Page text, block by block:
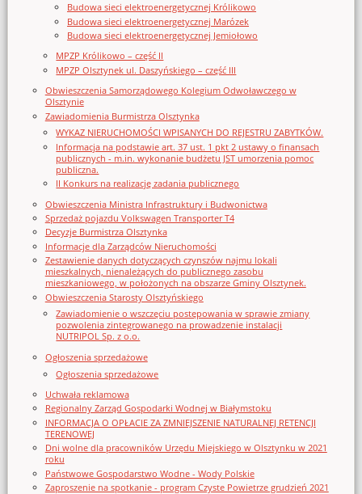
Budowa sieci elektroenergetycznej Królikowo
Budowa sieci elektroenergetycznej Marózek
Budowa sieci elektroenergetycznej Jemiołowo
MPZP Królikowo – część II
MPZP Olsztynek ul. Daszyńskiego – część III
Obwieszczenia Samorządowego Kolegium Odwoławczego w
Olsztynie
Zawiadomienia Burmistrza Olsztynka
WYKAZ NIERUCHOMOŚCI WPISANYCH DO REJESTRU ZABYTKÓW.
Informacja na podstawie art. 37 ust. 1 pkt 2 ustawy o finansach
publicznych - m.in. wykonanie budżetu JST umorzenia pomoc
publiczna.
II Konkurs na realizację zadania publicznego
Obwieszczenia Ministra Infrastruktury i Budwonictwa
Sprzedaż pojazdu Volkswagen Transporter T4
Decyzje Burmistrza Olsztynka
Informacje dla Zarządców Nieruchomości
Zestawienie danych dotyczących czynszów najmu lokali
mieszkalnych, nienależących do publicznego zasobu
mieszkaniowego, w położonych na obszarze Gminy Olsztynek.
Obwieszczenia Starosty Olsztyńskiego
Zawiadomienie o wszczęciu postępowania w sprawie zmiany
pozwolenia zintegrowanego na prowadzenie instalacji
NUTRIPOL Sp. z o.o.
Ogłoszenia sprzedażowe
Ogłoszenia sprzedażowe
Uchwała reklamowa
Regionalny Zarząd Gospodarki Wodnej w Białymstoku
INFORMACJA O OPŁACIE ZA ZMNIEJSZENIE NATURALNEJ RETENCJI
TERENOWEJ
Dni wolne dla pracowników Urzędu Miejskiego w Olsztynku w 2021
roku
Państwowe Gospodarstwo Wodne - Wody Polskie
Zaproszenie na spotkanie - program Czyste Powietrze grudzień 2021